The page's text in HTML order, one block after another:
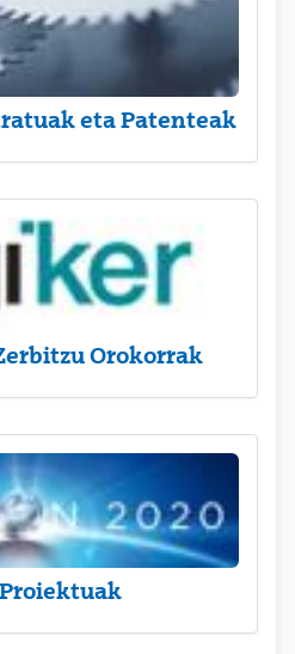
eta Patenteak
Orokorrak